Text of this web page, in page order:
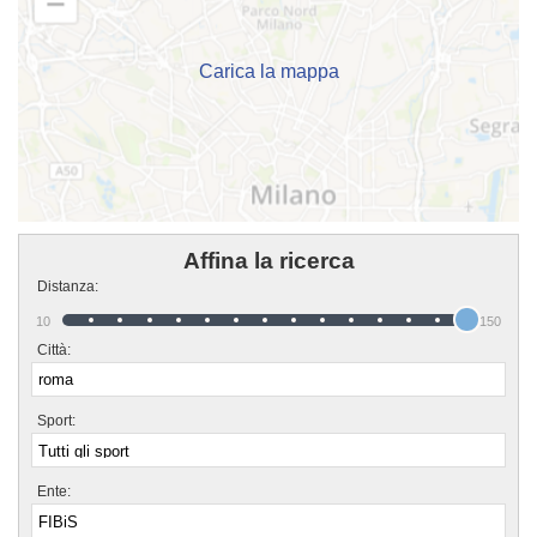
corsi puoi recarti in sede o scrivere un messaggio cliccando sul bottone
"Contattaci" presente nella pagina.
Carica la mappa
Affina la ricerca
Distanza:
10 150
Città:
Sport:
Ente: